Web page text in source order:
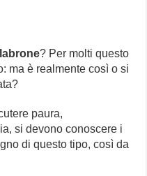
? Per molti questo
ma è realmente così o si
paura,
si devono conoscere i
di questo tipo, così da